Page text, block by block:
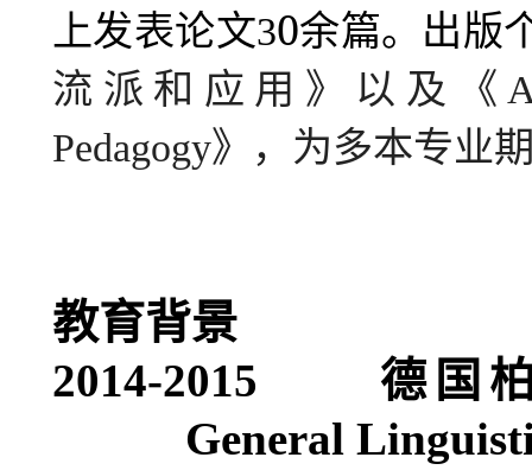
上发表论文30余篇。出版
流派和应用》以及《
Pedagogy》，为多本专业
教育背景
2014-2015 德国
General